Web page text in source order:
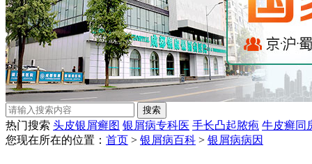
热门搜索 头皮银屑癣图 银屑病专科医 手长凸起脓疱 牛皮癣同
您现在所在的位置： 首页 > 银屑病百科 > 银屑病病因